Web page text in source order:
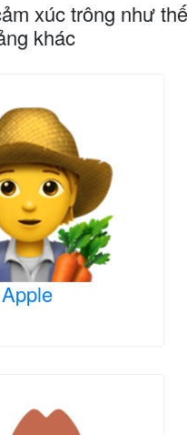
xúc trông như
khác
Apple